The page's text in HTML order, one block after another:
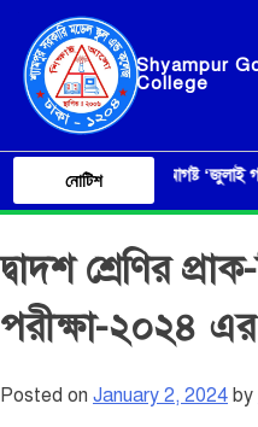
Shyampur
College
নোটিশ০৫ আগষ্ট ‘জুলাই
দ্বাদশ শ্রেণির
পরীক্ষা-২০২৪
Posted on January 2, 2024 by